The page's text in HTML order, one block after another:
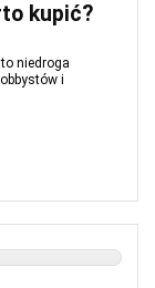
kupić?
niedroga
i